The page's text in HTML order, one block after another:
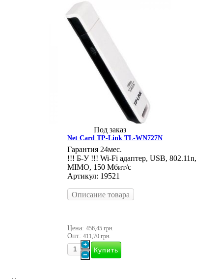
Под заказ
Net Card TP-Link TL-WN727N
Гарантия 24мес.
!!! Б-У !!! Wi-Fi адаптер, USB, 802.11n,
MIMO, 150 Мбит/с
Артикул: 19521
Описание товара
Цена: 456,45 грн.
Опт: 411,70 грн.